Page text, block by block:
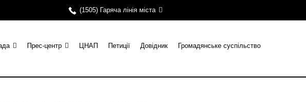
(1505) Гаряча лінія міста
Прес-центр ЦНАП Петиції Довідник Громадянське суспільство